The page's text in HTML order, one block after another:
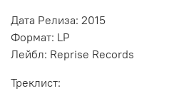
Дата Релиза: 2015
Формат: LP
Лейбл: Reprise Records
Треклист: